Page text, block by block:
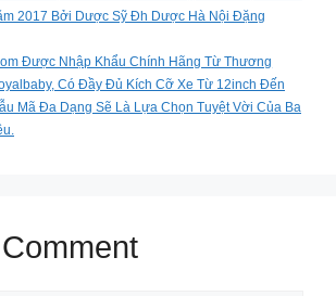
2017 Bởi Dược Sỹ Đh Dược Hà Nội Đặng
Được Nhập Khẩu Chính Hãng Từ Thương
Có Đầy Đủ Kích Cỡ Xe Từ 12inch Đến
Mã Đa Dạng Sẽ Là Lựa Chọn Tuyệt Vời Của Ba